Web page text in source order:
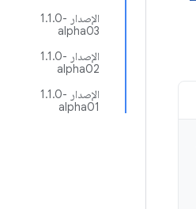
الإصدار ‎1.1.0-
alpha03
الإصدار ‎1.1.0-
alpha02
الإصدار ‎1.1.0-
alpha01